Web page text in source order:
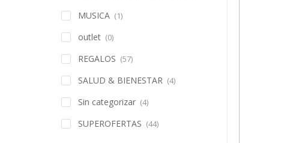
MUSICA (1)
outlet (0)
REGALOS (57)
SALUD & BIENESTAR (4)
Sin categorizar (4)
SUPEROFERTAS (44)